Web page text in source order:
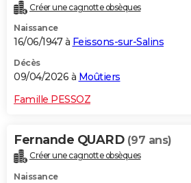
Créer une cagnotte obsèques
Naissance
16/06/1947 à Feissons-sur-Salins
Décès
09/04/2026 à Moûtiers
Famille PESSOZ
Fernande QUARD (97 ans)
Créer une cagnotte obsèques
Naissance